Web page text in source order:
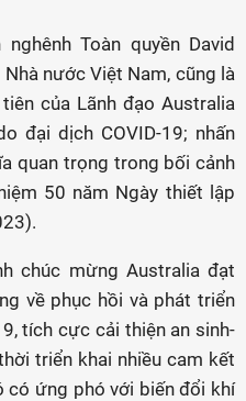
Toàn quyền David
nước Việt Nam, cũng là
của Lãnh đạo Australia
đại dịch COVID-19; nhấn
quan trọng trong bối cảnh
50 năm Ngày thiết lập
chúc mừng Australia đạt
về phục hồi và phát triển
tích cực cải thiện an sinh-
triển khai nhiều cam kết
có ứng phó với biến đổi khí